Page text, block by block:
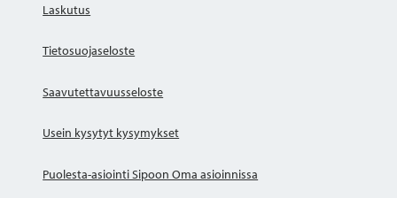
Laskutus
Tietosuojaseloste
Saavutettavuusseloste
Usein kysytyt kysymykset
Puolesta-asiointi Sipoon Oma asioinnissa